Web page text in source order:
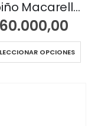
Corpiño Macarella Soft con Aro
60.000,00
OPCIONES